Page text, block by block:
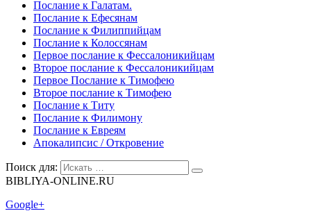
Послание к Галатам.
Послание к Ефесянам
Послание к Филиппийцам
Послание к Колоссянам
Первое послание к Фессалоникийцам
Второе послание к Фессалоникийцам
Первое Послание к Тимофею
Второе послание к Тимофею
Послание к Титу
Послание к Филимону
Послание к Евреям
Апокалипсис / Откровение
Поиск для:
BIBLIYA-ONLINE.RU
Google+